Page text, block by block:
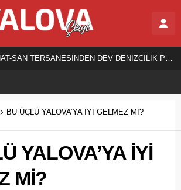
SAN TERSANESİNDEN DEV DENİZCİLİK PROJESİ!
BU ÜÇLÜ YALOVA’YA İYİ GELMEZ Mİ?
YALOVA’YA İYİ
Mİ?